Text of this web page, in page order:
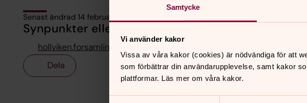
Samtycke
Vi använder kakor
Vissa av våra kakor (cookies) är nödvändiga för att
som förbättrar din användarupplevelse, samt kakor
plattformar. Läs mer om våra kakor.
Senast ändrad 14 februari 2019
Synpunkter eller frågor på sidans innehåll?
hollviken.forsamling@svenskakyrkan.se
Dela